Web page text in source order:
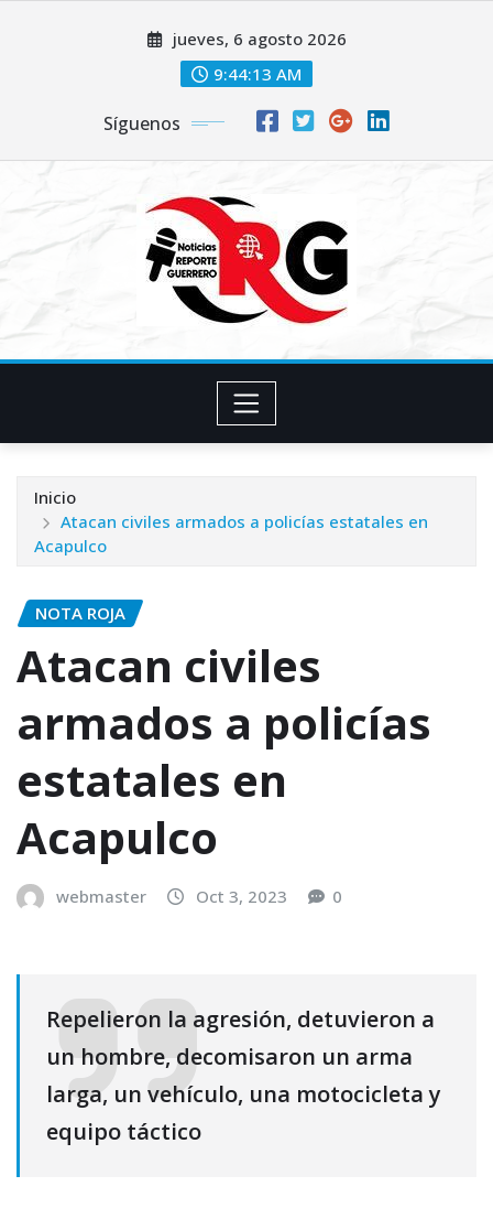
jueves, 6 agosto 2026
9:44:14 AM
Síguenos
Inicio
Atacan civiles armados a policías estatales en
Acapulco
NOTA ROJA
Atacan civiles
armados a policías
estatales en
Acapulco
webmaster Oct 3, 2023 0
Repelieron la agresión, detuvieron a
un hombre, decomisaron un arma
larga, un vehículo, una motocicleta y
equipo táctico